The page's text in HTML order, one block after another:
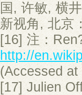
国, 许敏, 横
新视角, 北京
[16] 注：
http://
(Accessed
[17] Julien